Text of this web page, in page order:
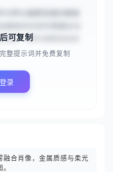
倚在一把布满黄铜齿轮
，...
可复制
整提示词并免费复制
录
融合肖像，金属质感与柔光